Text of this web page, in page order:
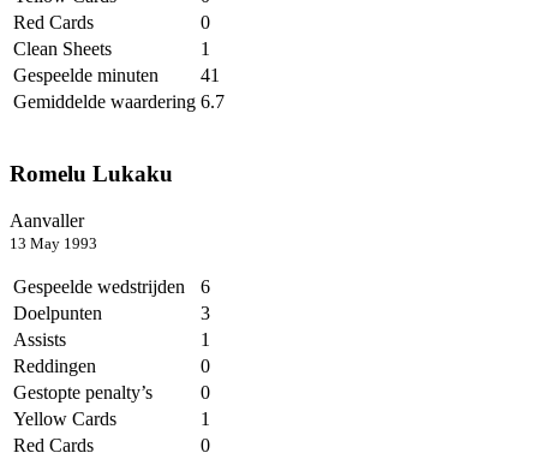
Red Cards
0
Clean Sheets
1
Gespeelde minuten
41
Gemiddelde waardering 6.7
Romelu Lukaku
Aanvaller
13 May 1993
Gespeelde wedstrijden
6
Doelpunten
3
Assists
1
Reddingen
0
Gestopte penalty’s
0
Yellow Cards
1
Red Cards
0